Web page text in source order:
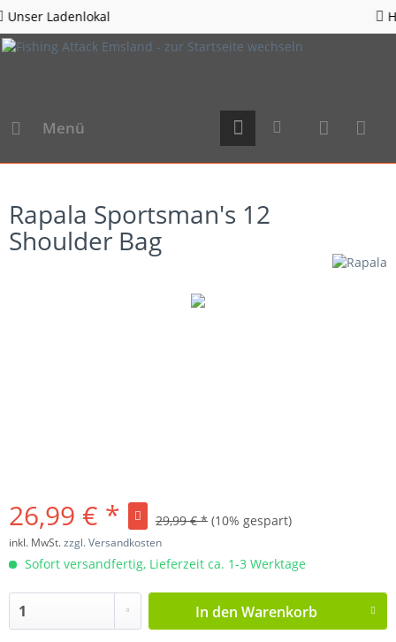
Hotline 05963 -
Menü
Rapala Sportsman's 12
Shoulder Bag
26,99 € * 29,99 € * (10% gespart)
inkl. MwSt.zzgl. Versandkosten
Sofort versandfertig, Lieferzeit ca. 1-3 Werktage
In den Warenkorb